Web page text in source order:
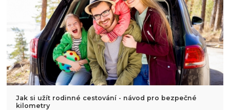
Jak si užít rodinné cestování - návod pro bezpečné
kilometry